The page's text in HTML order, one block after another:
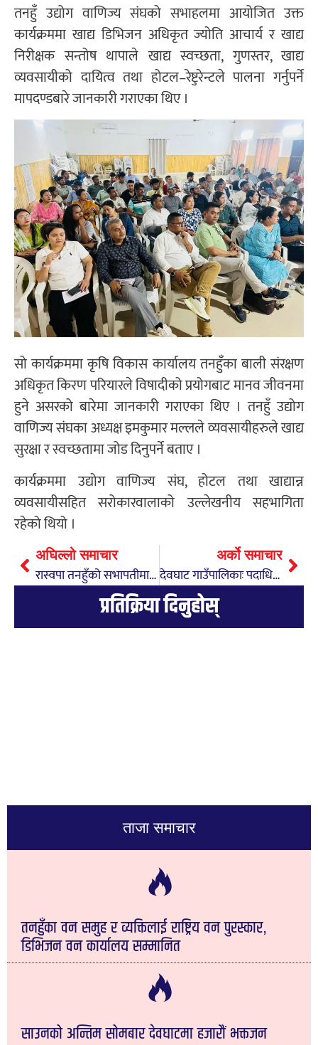
तनहुँ उद्योग वाणिज्य संघको सभाहलमा आयोजित उक्त
कार्यक्रममा खाद्य डिभिजन अधिकृत ज्योति आचार्य र खाद्य
निरीक्षक सन्तोष थापाले खाद्य स्वच्छता, गुणस्तर, खाद्य
व्यवसायीको दायित्व तथा होटल–रेष्टुरेन्टले पालना गर्नुपर्ने
मापदण्डबारे जानकारी गराएका थिए ।
सो कार्यक्रममा कृषि विकास कार्यालय तनहुँका बाली संरक्षण
अधिकृत किरण परियारले विषादीको प्रयोगबाट मानव जीवनमा
हुने असरको बारेमा जानकारी गराएका थिए । तनहुँ उद्योग
वाणिज्य संघका अध्यक्ष इमकुमार मल्लले व्यवसायीहरुले खाद्य
सुरक्षा र स्वच्छतामा जोड दिनुपर्ने बताए ।
कार्यक्रममा उद्योग वाणिज्य संघ, होटल तथा खाद्यान्न
व्यवसायीसहित सरोकारवालाको उल्लेखनीय सहभागिता
रहेको थियो ।
अघिल्लो समाचार
रास्वपा तनहुँको सभापतीमा बास्तोला बिजयी
अर्को समाचार
देवघाट गाउँपालिकाः पदाधिकारी तलब, बैठक भत्ता र खाना/खाजामा ८५ लाख खर्च
प्रतिक्रिया दिनुहोस्
ताजा समाचार
तनहुँका वन समुह र व्यक्तिलाई राष्ट्रिय वन पुरस्कार,
डिभिजन वन कार्यालय सम्मानित
साउनको अन्तिम सोमबार देवघाटमा हजारौं भक्तजन